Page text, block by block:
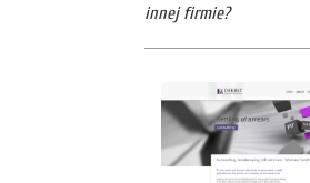
innej firmie?